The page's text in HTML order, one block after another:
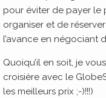
pour éviter de payer le
organiser et de
l’avance en négociant
Quoiqu’il en soit, je
croisière avec le
les meilleurs prix ;-)!!!)